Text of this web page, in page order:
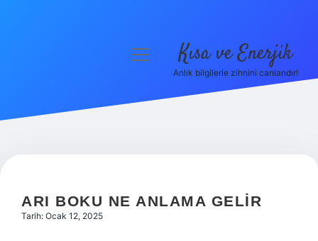
Hakkımızda
menüyü
Kısa ve Enerjik
Anlık bilgilerle zihnini canlandır!
ARI BOKU NE ANLAMA GELIR
Tarih: Ocak 12, 2025